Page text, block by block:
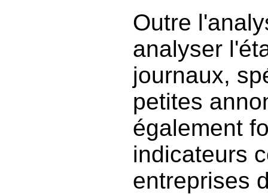
Outre
analyser
journaux,
petites
également
indicateurs
entreprises